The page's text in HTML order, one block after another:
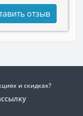
отзыв
и скидках?